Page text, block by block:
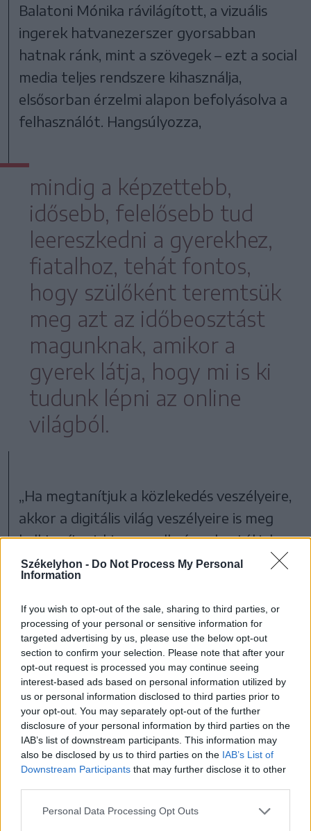
Székelyhon - Do Not Process My Personal
Information
If you wish to opt-out of the sale, sharing to third parties, or
processing of your personal or sensitive information for
targeted advertising by us, please use the below opt-out
section to confirm your selection. Please note that after your
opt-out request is processed you may continue seeing
interest-based ads based on personal information utilized by
us or personal information disclosed to third parties prior to
your opt-out. You may separately opt-out of the further
disclosure of your personal information by third parties on the
IAB’s list of downstream participants. This information may
also be disclosed by us to third parties on the IAB’s List of
Downstream Participants that may further disclose it to other
Personal Data Processing Opt Outs
Balatoni Mónika rávilágított, a vizuális
ingerek hatvanezerszer gyorsabban
hatnak ránk, mint a szövegek – ezt a social
media teljes rendszere kihasználja,
elsősorban érzelmi alapon befolyásolva a
felhasználót. Hangsúlyozza,
mindig a képzettebb,
idősebb, felelősebb tud
leereszkedni a gyerekhez,
fiatalhoz, tehát fontos,
hogy szülőként teremtsük
meg azt az időbeosztást
magunknak, amikor a
gyerek látja, hogy mi is ki
tudunk lépni az online
világból.
„Ha megtanítjuk a közlekedés veszélyeire,
akkor a digitális világ veszélyeire is meg
kell tanítani, hiszen nulla éves kortól jelen
vannak. Ezt viszont azért nehéz
megtanítani, mert nincs rá családi minta” –
hívta fel rá a figyelmet az előadó.